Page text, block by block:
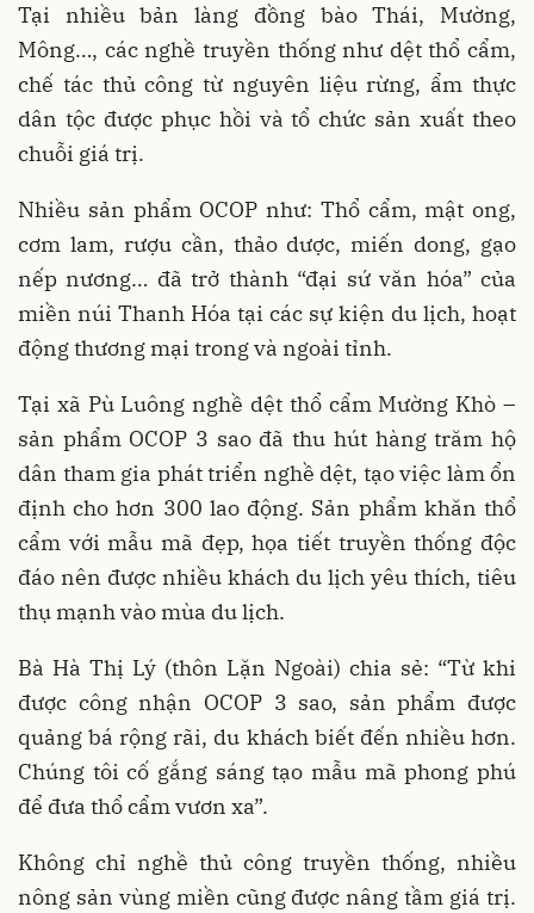
Tại nhiều bản làng đồng bào Thái, Mường,
Mông…, các nghề truyền thống như dệt thổ cẩm,
chế tác thủ công từ nguyên liệu rừng, ẩm thực
dân tộc được phục hồi và tổ chức sản xuất theo
chuỗi giá trị.
Nhiều sản phẩm OCOP như: Thổ cẩm, mật ong,
cơm lam, rượu cần, thảo dược, miến dong, gạo
nếp nương… đã trở thành “đại sứ văn hóa” của
miền núi Thanh Hóa tại các sự kiện du lịch, hoạt
động thương mại trong và ngoài tỉnh.
Tại xã Pù Luông nghề dệt thổ cẩm Mường Khò –
sản phẩm OCOP 3 sao đã thu hút hàng trăm hộ
dân tham gia phát triển nghề dệt, tạo việc làm ổn
định cho hơn 300 lao động. Sản phẩm khăn thổ
cẩm với mẫu mã đẹp, họa tiết truyền thống độc
đáo nên được nhiều khách du lịch yêu thích, tiêu
thụ mạnh vào mùa du lịch.
Bà Hà Thị Lý (thôn Lặn Ngoài) chia sẻ: “Từ khi
được công nhận OCOP 3 sao, sản phẩm được
quảng bá rộng rãi, du khách biết đến nhiều hơn.
Chúng tôi cố gắng sáng tạo mẫu mã phong phú
để đưa thổ cẩm vươn xa”.
Không chỉ nghề thủ công truyền thống, nhiều
nông sản vùng miền cũng được nâng tầm giá trị.